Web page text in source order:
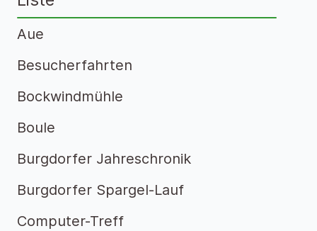
Aue
Besucherfahrten
Bockwindmühle
Boule
Burgdorfer Jahreschronik
Burgdorfer Spargel-Lauf
Computer-Treff